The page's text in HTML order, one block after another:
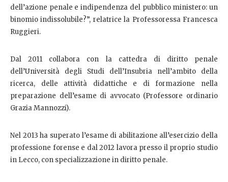
dell’azione penale e indipendenza del pubblico ministero: un
binomio indissolubile?”, relatrice la Professoressa Francesca
Ruggieri.
Dal 2011 collabora con la cattedra di diritto penale
dell’Università degli Studi dell’Insubria nell’ambito della
ricerca, delle attività didattiche e di formazione nella
preparazione dell’esame di avvocato (Professore ordinario
Grazia Mannozzi).
Nel 2013 ha superato l’esame di abilitazione all’esercizio della
professione forense e dal 2012 lavora presso il proprio studio
in Lecco, con specializzazione in diritto penale.